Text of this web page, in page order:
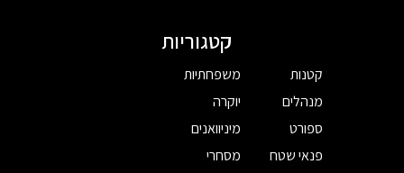
קטגוריות
קטנות
מנהלים
ספורט
פנאי שטח
משפחתיות
יוקרה
מיניוואנים
מסחרי